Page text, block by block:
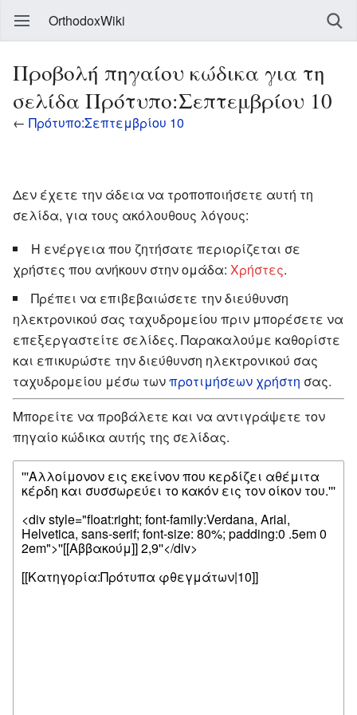
OrthodoxWiki
Προβολή πηγαίου κώδικα για τη
σελίδα Πρότυπο:Σεπτεμβρίου 10
← Πρότυπο:Σεπτεμβρίου 10
Δεν έχετε την άδεια να τροποποιήσετε αυτή τη
σελίδα, για τους ακόλουθους λόγους:
Η ενέργεια που ζητήσατε περιορίζεται σε
χρήστες που ανήκουν στην ομάδα: Χρήστες.
Πρέπει να επιβεβαιώσετε την διεύθυνση
ηλεκτρονικού σας ταχυδρομείου πριν μπορέσετε να
επεξεργαστείτε σελίδες. Παρακαλούμε καθορίστε
και επικυρώστε την διεύθυνση ηλεκτρονικού σας
ταχυδρομείου μέσω τωνπροτιμήσεων χρήστη σας.
Μπορείτε να προβάλετε και να αντιγράψετε τον
πηγαίο κώδικα αυτής της σελίδας.